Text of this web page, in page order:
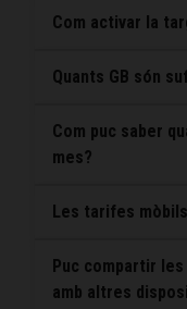
Com activar la
Quants GB són
Com puc saber
mes?
Les tarifes
Puc compartir
amb altres